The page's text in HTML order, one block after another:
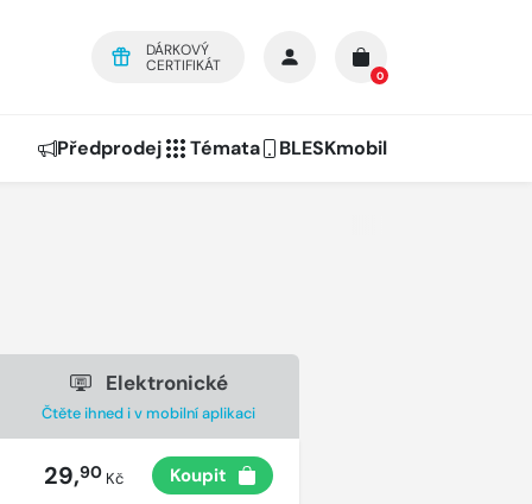
DÁRKOVÝ
CERTIFIKÁT
0
Předprodej Témata BLESKmobil
Elektronické
Čtěte ihned i v mobilní aplikaci
29,90Kč Koupit